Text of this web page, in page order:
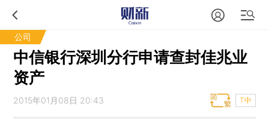
公司
中信银行深圳分行申请查封佳兆业
资产
2015年01月08日 20:43 T中